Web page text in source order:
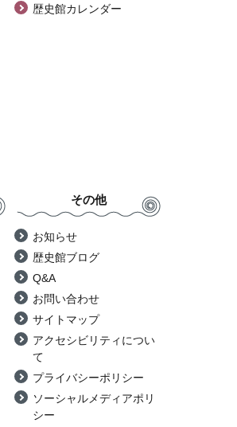
歴史館カレンダー
その他
お知らせ
歴史館ブログ
Q&A
お問い合わせ
サイトマップ
アクセシビリティについ
て
プライバシーポリシー
ソーシャルメディアポリ
シー